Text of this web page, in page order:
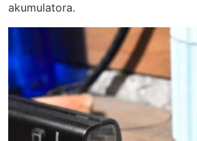
akumulatora.